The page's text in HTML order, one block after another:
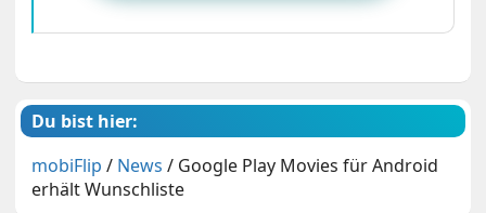
Du bist hier:
mobiFlip / News / Google Play Movies für Android
erhält Wunschliste